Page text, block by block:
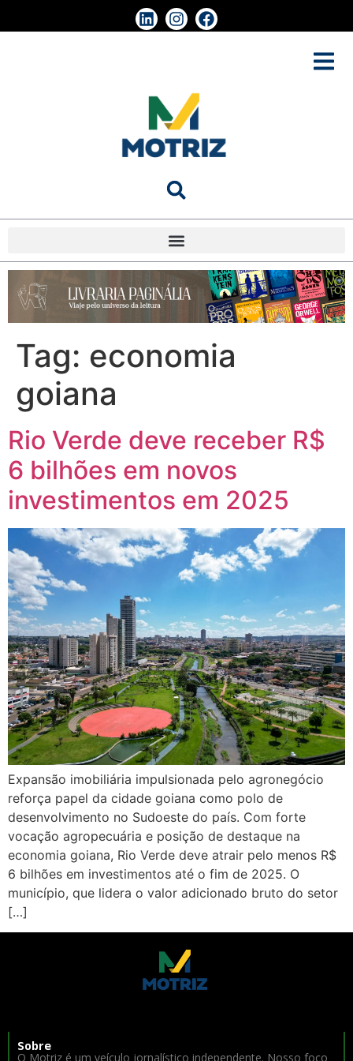
Tag: economia
goiana
Rio Verde deve receber R$
6 bilhões em novos
investimentos em 2025
Expansão imobiliária impulsionada pelo agronegócio
reforça papel da cidade goiana como polo de
desenvolvimento no Sudoeste do país. Com forte
vocação agropecuária e posição de destaque na
economia goiana, Rio Verde deve atrair pelo menos R$
6 bilhões em investimentos até o fim de 2025. O
município, que lidera o valor adicionado bruto do setor
[…]
Sobre
O Motriz é um veículo jornalístico independente. Nosso foco